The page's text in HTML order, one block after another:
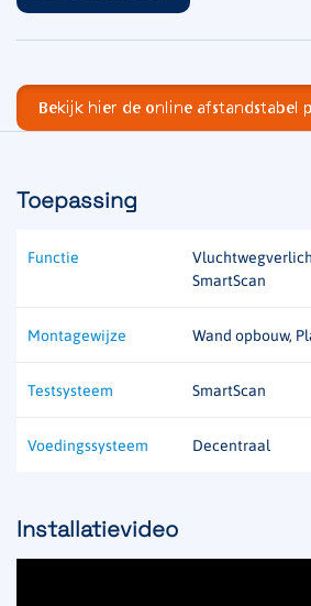
Bekijk hier de online afstandstabel
Toepassing
Functie
SmartScan
Montagewijze Wand opbouw,
Testsysteem SmartScan
Voedingssysteem Decentraal
Installatievideo